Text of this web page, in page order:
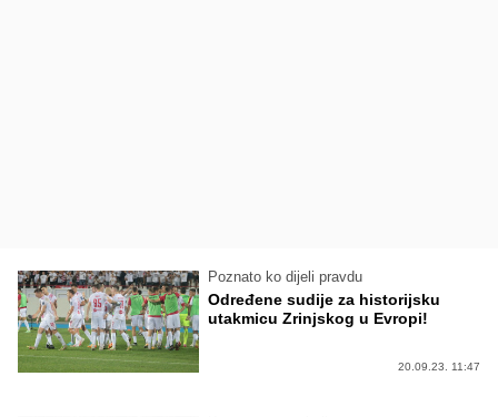
Poznato ko dijeli pravdu
Određene sudije za historijsku
utakmicu Zrinjskog u Evropi!
20.09.23. 11:47